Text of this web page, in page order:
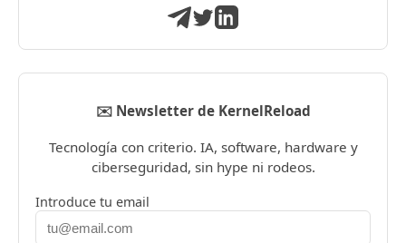
✉️ Newsletter de KernelReload
Tecnología con criterio. IA, software, hardware y
ciberseguridad, sin hype ni rodeos.
Introduce tu email